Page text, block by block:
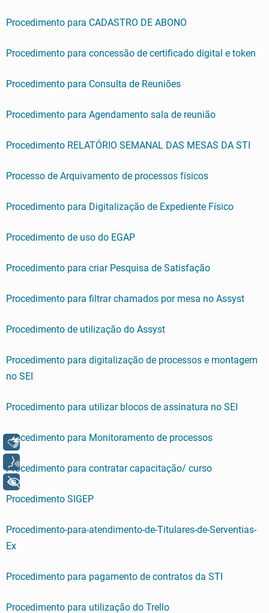
Procedimento para CADASTRO DE ABONO
Procedimento para concessão de certificado digital e token
Procedimento para Consulta de Reuniões
Procedimento para Agendamento sala de reunião
Procedimento RELATÓRIO SEMANAL DAS MESAS DA STI
Processo de Arquivamento de processos físicos
Procedimento para Digitalização de Expediente Físico
Procedimento de uso do EGAP
Procedimento para criar Pesquisa de Satisfação
Procedimento para filtrar chamados por mesa no Assyst
Procedimento de utilização do Assyst
Procedimento para digitalização de processos e montagem
no SEI
Procedimento para utilizar blocos de assinatura no SEI
Procedimento para Monitoramento de processos
Procedimento para contratar capacitação/ curso
Procedimento SIGEP
Procedimento-para-atendimento-de-Titulares-de-Serventias-
Ex
Procedimento para pagamento de contratos da STI
Procedimento para utilização do Trello
Libras
Voz